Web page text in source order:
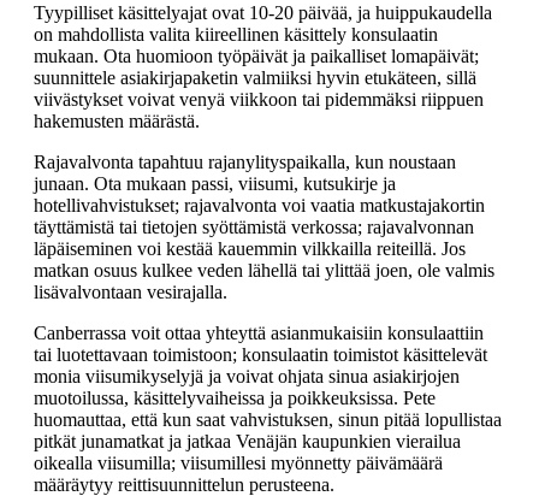
Tyypilliset käsittelyajat ovat 10-20 päivää, ja huippukaudella
on mahdollista valita kiireellinen käsittely konsulaatin
mukaan. Ota huomioon työpäivät ja paikalliset lomapäivät;
suunnittele asiakirjapaketin valmiiksi hyvin etukäteen, sillä
viivästykset voivat venyä viikkoon tai pidemmäksi riippuen
hakemusten määrästä.
Rajavalvonta tapahtuu rajanylityspaikalla, kun noustaan
junaan. Ota mukaan passi, viisumi, kutsukirje ja
hotellivahvistukset; rajavalvonta voi vaatia matkustajakortin
täyttämistä tai tietojen syöttämistä verkossa; rajavalvonnan
läpäiseminen voi kestää kauemmin vilkkailla reiteillä. Jos
matkan osuus kulkee veden lähellä tai ylittää joen, ole valmis
lisävalvontaan vesirajalla.
Canberrassa voit ottaa yhteyttä asianmukaisiin konsulaattiin
tai luotettavaan toimistoon; konsulaatin toimistot käsittelevät
monia viisumikyselyjä ja voivat ohjata sinua asiakirjojen
muotoilussa, käsittelyvaiheissa ja poikkeuksissa. Pete
huomauttaa, että kun saat vahvistuksen, sinun pitää lopullistaa
pitkät junamatkat ja jatkaa Venäjän kaupunkien vierailua
oikealla viisumilla; viisumillesi myönnetty päivämäärä
määräytyy reittisuunnittelun perusteena.